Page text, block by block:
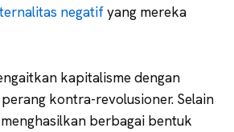
negatifyang mereka
kapitalisme dengan
kontra-revolusioner. Selain
berbagai bentuk